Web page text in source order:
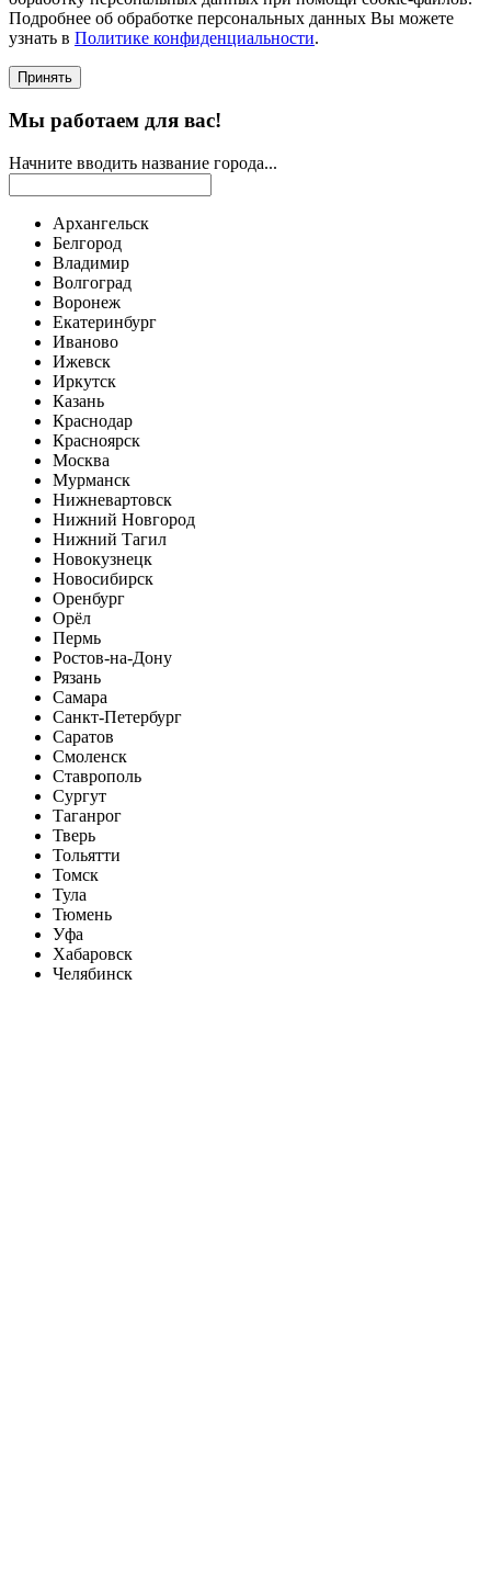
Подробнее об обработке персональных данных Вы можете
узнать в Политике конфиденциальности.
Принять
Мы работаем для вас!
Начните вводить название города...
Архангельск
Белгород
Владимир
Волгоград
Воронеж
Екатеринбург
Иваново
Ижевск
Иркутск
Казань
Краснодар
Красноярск
Москва
Мурманск
Нижневартовск
Нижний Новгород
Нижний Тагил
Новокузнецк
Новосибирск
Оренбург
Орёл
Пермь
Ростов-на-Дону
Рязань
Самара
Санкт-Петербург
Саратов
Смоленск
Ставрополь
Сургут
Таганрог
Тверь
Тольятти
Томск
Тула
Тюмень
Уфа
Хабаровск
Челябинск